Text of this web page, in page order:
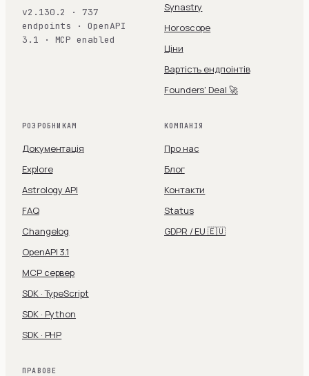
v2.130.2 · 737
endpoints · OpenAPI
3.1 · MCP enabled
Synastry
Horoscope
Ціни
Вартість ендпоінтів
Founders' Deal 🚀
РОЗРОБНИКАМ
Документація
Explore
Astrology API
FAQ
Changelog
OpenAPI 3.1
MCP сервер
SDK · TypeScript
SDK · Python
SDK · PHP
КОМПАНІЯ
Про нас
Блог
Контакти
Status
GDPR / EU 🇪🇺
ПРАВОВЕ